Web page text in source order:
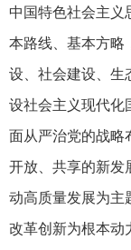
中国特色社会主义
本路线、基本方略
设、社会建设、生
设社会主义现代化
面从严治党的战略
开放、共享的新发
动高质量发展为主
改革创新为根本动